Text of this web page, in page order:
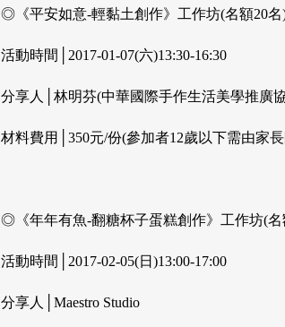
◎《平安如意-輕黏土創作》工作坊(名額20名
活動時間│2017-01-07(六)13:30-16:30
分享人│林明芬(中華國際手作生活美學推廣
材料費用│350元/份(參加者12歲以下需由家
◎《年年有魚-翻糖杯子蛋糕創作》工作坊(名
活動時間│2017-02-05(日)13:00-17:00
分享人│Maestro Studio